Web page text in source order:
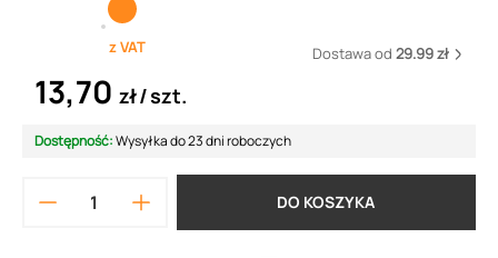
z VAT Dostawa od 29.99 zł
13,70 zł szt.
Dostępność:Wysyłka do 23 dni roboczych
DO KOSZYKA